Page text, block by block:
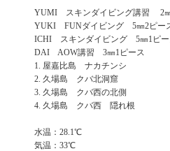
YUMI スキンダイビング講習 2㎜
YUKI FUNダイビング 5㎜2ピー
ICHI スキンダイビング 5㎜1ピー
DAI AOW講習 3㎜1ピース
屋嘉比島 ナカチンシ
久場島 クバ北洞窟
久場島 クバ西の北側
久場島 クバ西 隠れ根
水温：28.1℃
気温：33℃